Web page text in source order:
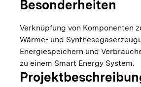
Besonderheiten
Verknüpfung von Komponenten
Wärme- und
Energiespeichern und
zu einem Smart Energy System.